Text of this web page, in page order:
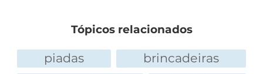
Tópicos relacionados
piadas
brincadeiras